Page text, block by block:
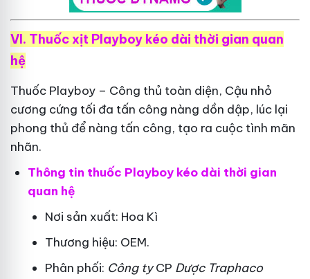
VI. Thuốc xịt Playboy kéo dài thời gian quan
hệ
Thuốc Playboy – Công thủ toàn diện, Cậu nhỏ
cương cứng tối đa tấn công nàng dồn dập, lúc lại
phong thủ để nàng tấn công, tạo ra cuộc tình mãn
nhãn.
Thông tin thuốc Playboy kéo dài thời gian
quan hệ
Nơi sản xuất: Hoa Kì
Thương hiệu: OEM.
Phân phối: Công tyCP Dược Traphaco